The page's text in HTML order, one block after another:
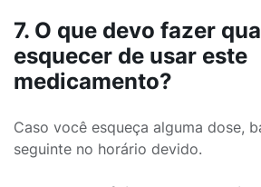
7. O que devo fazer
esquecer de usar este
medicamento?
Caso você esqueça alguma dose,
seguinte no horário devido.